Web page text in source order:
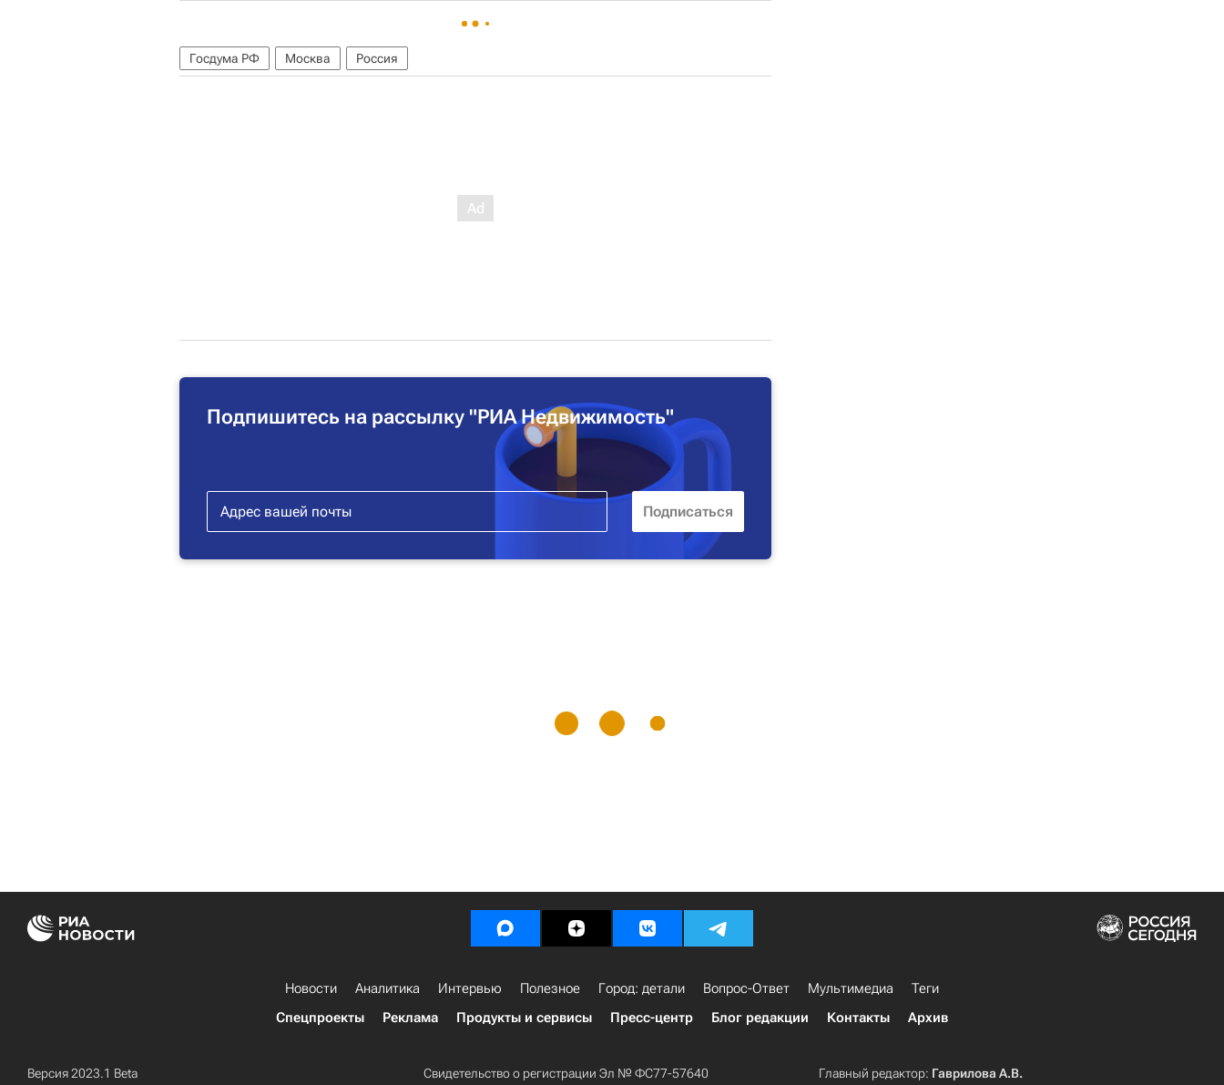
Госдума РФ Москва Россия
Подпишитесь на рассылку "РИА Недвижимость"
Новости Аналитика Интервью Полезное Город: детали Вопрос-Ответ Мультимедиа
Теги
Спецпроекты
Реклама Продукты и сервисы Пресс-центр Блог редакции Контакты Архив
Версия 2023.1 Beta Свидетельство о регистрации Эл № ФС77-57640 Главный редактор: Гаврилова А.В.